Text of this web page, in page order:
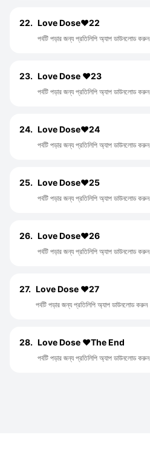
22. Love Dose❤️22
পর্বটি পড়ার জন্য প্রতিলিপি অ্যাপ ডাউনলোড করুন
23. Love Dose ❤️23
পর্বটি পড়ার জন্য প্রতিলিপি অ্যাপ ডাউনলোড করুন
24. Love Dose❤️24
পর্বটি পড়ার জন্য প্রতিলিপি অ্যাপ ডাউনলোড করুন
25. Love Dose❤️25
পর্বটি পড়ার জন্য প্রতিলিপি অ্যাপ ডাউনলোড করুন
26. Love Dose❤️26
পর্বটি পড়ার জন্য প্রতিলিপি অ্যাপ ডাউনলোড করুন
27. Love Dose ❤️27
পর্বটি পড়ার জন্য প্রতিলিপি অ্যাপ ডাউনলোড করুন
28. Love Dose ❤️The End
পর্বটি পড়ার জন্য প্রতিলিপি অ্যাপ ডাউনলোড করুন